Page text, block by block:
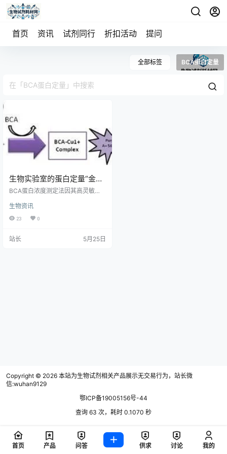
首页 资讯 试剂同行 折扣活动 提问
全部标签 BCA蛋白定量
生物实验室的蛋白定量“金标
准”：BCA试剂盒完全解析
BCA蛋白浓度测定法因其高灵敏
实验室蛋白定量的经典方法。IPHA
SE开发的BCA试剂盒基于蛋白质在
nm处测吸光度的原理，提供标准化
生物资讯
23 0
站长 5月25日
Copyright © 2026 本站为生物试剂相关产品展示无交易行为，站长微
信:wuhan9129
鄂ICP备19005156号-44
查询 63 次，耗时 0.1070 秒
首页 产品 问答 供求 讨论 我的